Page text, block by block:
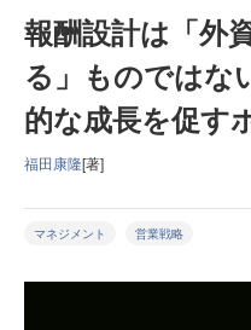
報酬設計は「外
る」ものでは
的な成長を促す
福田康隆[著]
マネジメント 営業戦略